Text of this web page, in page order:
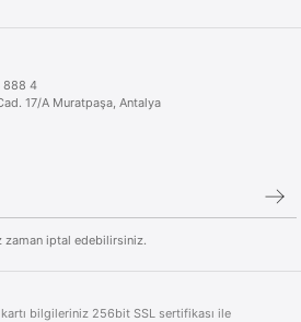
888 4
17/A Muratpaşa, Antalya
iptal edebilirsiniz.
bilgileriniz 256bit SSL sertifikası ile